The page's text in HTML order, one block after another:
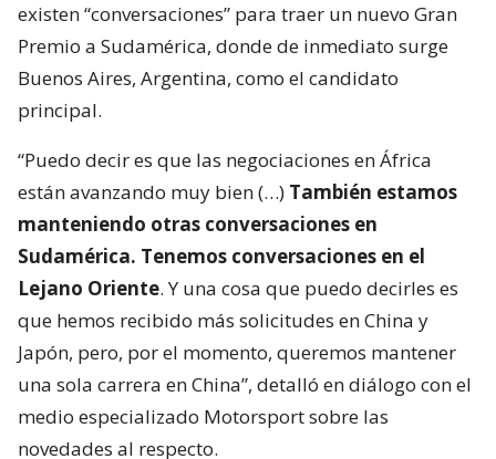
existen “conversaciones” para traer un nuevo Gran
Premio a Sudamérica, donde de inmediato surge
Buenos Aires, Argentina, como el candidato
principal.
“Puedo decir es que las negociaciones en África
están avanzando muy bien (…) También estamos
manteniendo otras conversaciones en
Sudamérica. Tenemos conversaciones en el
Lejano Oriente. Y una cosa que puedo decirles es
que hemos recibido más solicitudes en China y
Japón, pero, por el momento, queremos mantener
una sola carrera en China”, detalló en diálogo con el
medio especializado Motorsport sobre las
novedades al respecto.